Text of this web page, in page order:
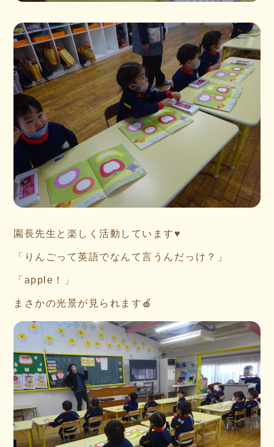
園長先生と楽しく活動しています♥
「りんごって英語でなんて言うんだっけ？」
「apple！」
まさかの光景が見られます🍎